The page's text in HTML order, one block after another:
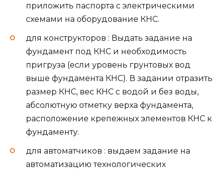
приложить паспорта с электрическими
схемами на оборудование КНС.
для конструкторов : Выдать задание на
фундамент под КНС и необходимость
пригруза (если уровень грунтовых вод
выше фундамента КНС). В задании отразить
размер КНС, вес КНС с водой и без воды,
абсолютную отметку верха фундамента,
расположение крепежных элементов КНС к
фундаменту.
для автоматчиков : выдаем задание на
автоматизацию технологических